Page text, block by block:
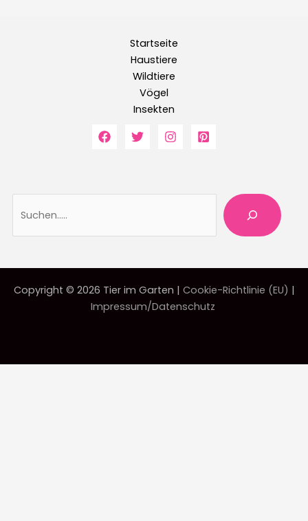
Startseite
Haustiere
Wildtiere
Vögel
Insekten
Copyright © 2026 Tier im Garten | Cookie-Richtlinie (EU) |
Impressum/Datenschutz